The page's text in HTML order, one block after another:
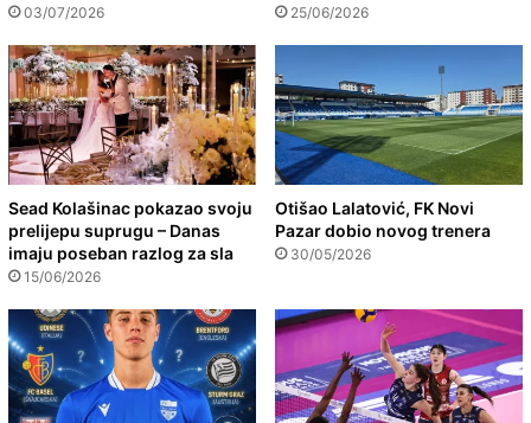
03/07/2026 25/06/2026
Sead Kolašinac pokazao svoju
prelijepu suprugu – Danas
imaju poseban razlog za sla
15/06/2026
Otišao Lalatović, FK Novi
Pazar dobio novog trenera
30/05/2026